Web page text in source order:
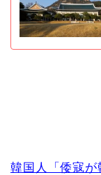
韓国人「倭寇